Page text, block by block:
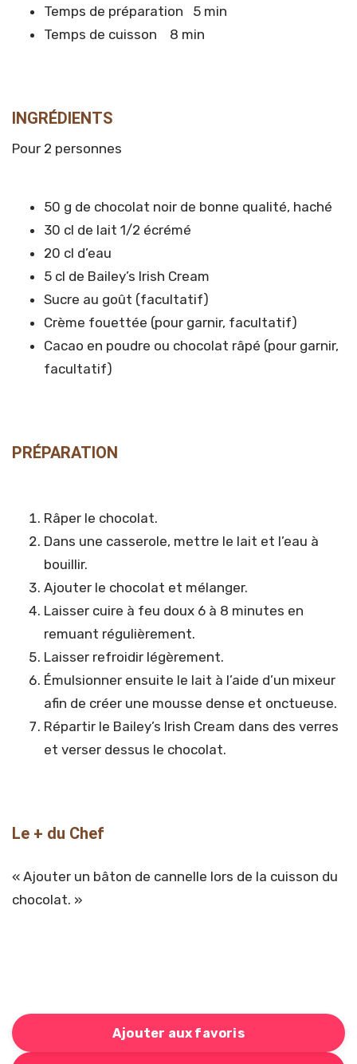
Temps de préparation 5 min
Temps de cuisson 8 min
INGRÉDIENTS
Pour 2 personnes
50 g de chocolat noir de bonne qualité, haché
30 cl de lait 1/2 écrémé
20 cl d’eau
5 cl de Bailey’s Irish Cream
Sucre au goût (facultatif)
Crème fouettée (pour garnir, facultatif)
Cacao en poudre ou chocolat râpé (pour garnir,
facultatif)
PRÉPARATION
Râper le chocolat.
Dans une casserole, mettre le lait et l’eau à
bouillir.
Ajouter le chocolat et mélanger.
Laisser cuire à feu doux 6 à 8 minutes en
remuant régulièrement.
Laisser refroidir légèrement.
Émulsionner ensuite le lait à l’aide d’un mixeur
afin de créer une mousse dense et onctueuse.
Répartir le Bailey’s Irish Cream dans des verres
et verser dessus le chocolat.
Le + du Chef
« Ajouter un bâton de cannelle lors de la cuisson du
chocolat. »
Ajouter aux favoris